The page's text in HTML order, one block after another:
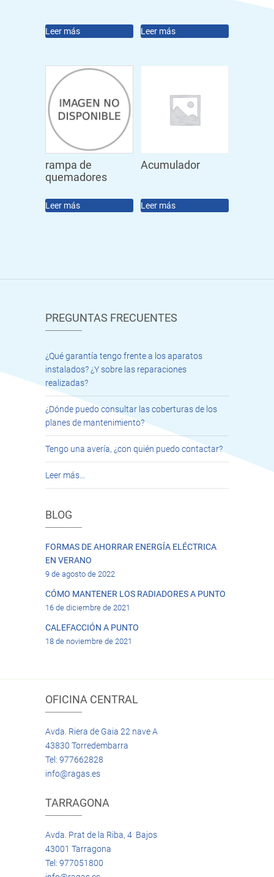
Leer más Leer más
rampa de
quemadores
Leer más
Acumulador
Leer más
PREGUNTAS FRECUENTES
¿Qué garantía tengo frente a los aparatos
instalados? ¿Y sobre las reparaciones
realizadas?
¿Dónde puedo consultar las coberturas de los
planes de mantenimiento?
Tengo una avería, ¿con quién puedo contactar?
Leer más…
BLOG
FORMAS DE AHORRAR ENERGÍA ELÉCTRICA
EN VERANO
9 de agosto de 2022
CÓMO MANTENER LOS RADIADORES A PUNTO
16 de diciembre de 2021
CALEFACCIÓN A PUNTO
18 de noviembre de 2021
OFICINA CENTRAL
Avda. Riera de Gaia 22 nave A
43830 Torredembarra
Tel: 977662828
info@ragas.es
TARRAGONA
Avda. Prat de la Riba, 4 Bajos
43001 Tarragona
Tel: 977051800